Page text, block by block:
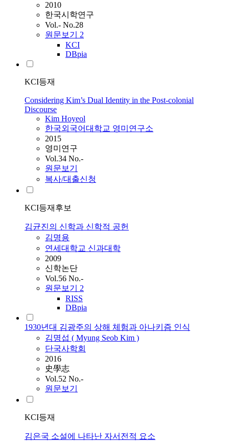
2010
한국시학연구
Vol.- No.28
원문보기 2
KCI
DBpia
KCI등재
Considering Kim’s Dual Identity in the Post-colonial
Discourse
Kim Hoyeol
한국외국어대학교 영미연구소
2015
영미연구
Vol.34 No.-
원문보기
복사/대출신청
KCI등재후보
김균진의 신학과 신학적 공헌
김명용
연세대학교 신과대학
2009
신학논단
Vol.56 No.-
원문보기 2
RISS
DBpia
1930년대 김광주의 상해 체험과 아나키즘 인식
김명섭 ( Myung Seob Kim )
단국사학회
2016
史學志
Vol.52 No.-
원문보기
KCI등재
김은국 소설에 나타난 자서전적 요소